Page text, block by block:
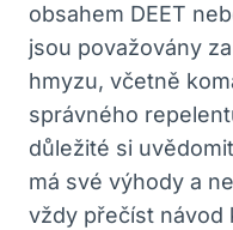
obsahem DEET
jsou považovány
hmyzu, včetně
správného
důležité si
má své výhody a
vždy přečíst návod